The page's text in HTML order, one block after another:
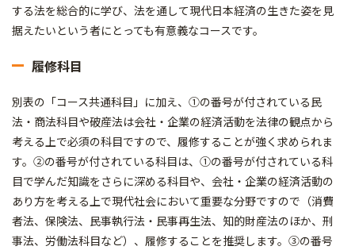
する法を総合的に学び、法を通して現代日本経済の生きた姿を見
据えたいという者にとっても有意義なコースです。
履修科目
別表の「コース共通科目」に加え、①の番号が付されている民
法・商法科目や破産法は会社・企業の経済活動を法律の観点から
考える上で必須の科目ですので、履修することが強く求められま
す。②の番号が付されている科目は、①の番号が付されている科
目で学んだ知識をさらに深める科目や、会社・企業の経済活動の
あり方を考える上で現代社会において重要な分野ですので（消費
者法、保険法、民事執行法・民事再生法、知的財産法のほか、刑
事法、労働法科目など）、履修することを推奨します。③の番号